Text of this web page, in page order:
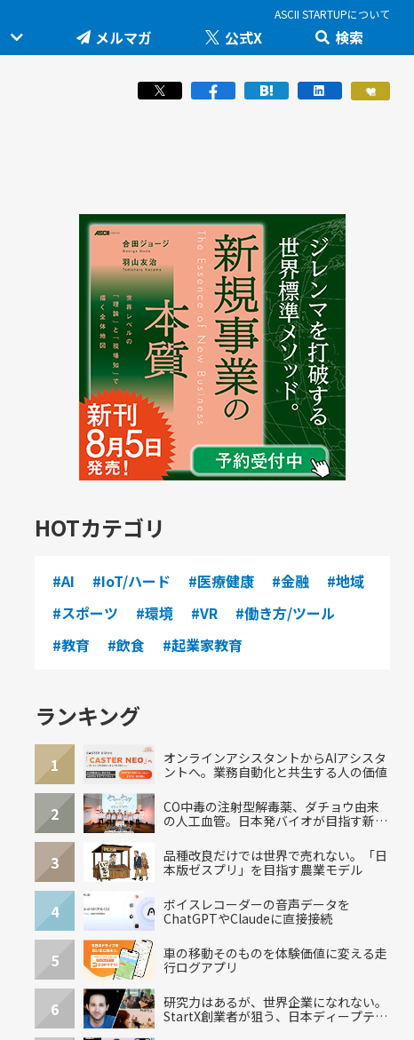
ASCII STARTUPについて
未来を変える科学技術を追え！大学発の地味推しテ
メルマガ 公式X 検索
HOTカテゴリ
#AI #IoT/ハード #医療健康 #金融
#地域
#スポーツ
#環境 #VR
#働き方/ツール
#教育
#飲食 #起業家教育
ランキング
1
オンラインアシスタントからAIアシスタ
ントへ。業務自動化と共生する人の価値
2
CO中毒の注射型解毒薬、ダチョウ由来
の人工血管。日本発バイオが目指す新し
3
品種改良だけでは世界で売れない。「日
本版ゼスプリ」を目指す農業モデル
4
ボイスレコーダーの音声データを
ChatGPTやClaudeに直接接続
5
車の移動そのものを体験価値に変える走
行ログアプリ
6
研究力はあるが、世界企業になれない。
StartX創業者が狙う、日本ディープテッ